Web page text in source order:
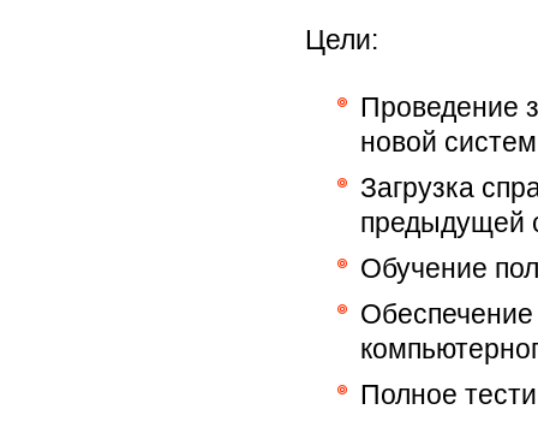
Цели:
Проведение
новой
Загрузка
предыдущей
Обучение
Обеспечение
Полное